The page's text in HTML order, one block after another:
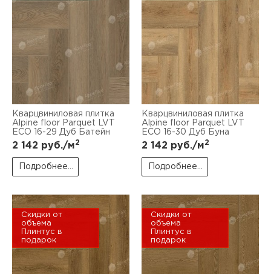
Кварцвиниловая плитка
Alpine floor Parquet LVT
ЕСО 16-29 Дуб Батейн
2 142 руб./м2
Подробнее...
Кварцвиниловая плитка
Alpine floor Parquet LVT
ЕСО 16-30 Дуб Буна
2 142 руб./м2
Подробнее...
Скидки от
объема
Плинтус в
подарок
Скидки от
объема
Плинтус в
подарок